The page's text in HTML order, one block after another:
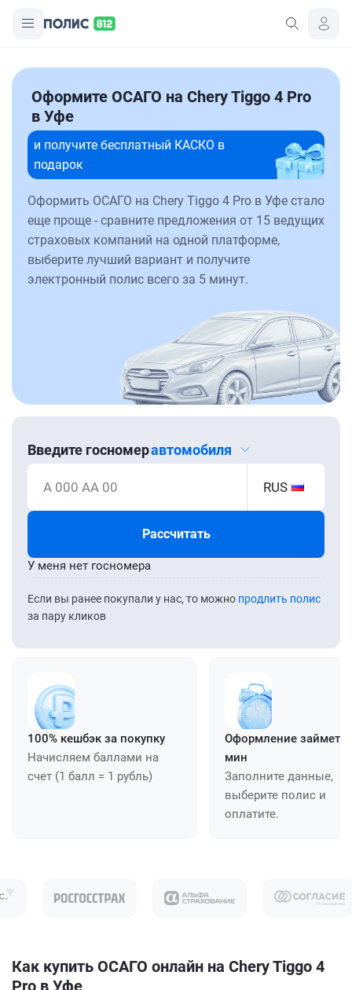
Оформите ОСАГО на Chery Tiggo 4 Pro
в Уфе
и получите бесплатный КАСКО в
подарок
Оформить ОСАГО на Chery Tiggo 4 Pro в Уфе стало
еще проще - сравните предложения от 15 ведущих
страховых компаний на одной платформе,
выберите лучший вариант и получите
электронный полис всего за 5 минут.
Введите госномеравтомобиля
А 000 АА 00 RUS
Рассчитать
Если вы ранее покупали у нас, то можно продлить полис
за пару кликов
У меня нет госномера
100% кешбэк за покупку
Начисляем баллами на
счет (1 балл = 1 рубль)
Оформление займет
мин
Заполните данные,
выберите полис и
оплатите.
Как купить ОСАГО онлайн на Chery Tiggo 4
Pro в Уфе